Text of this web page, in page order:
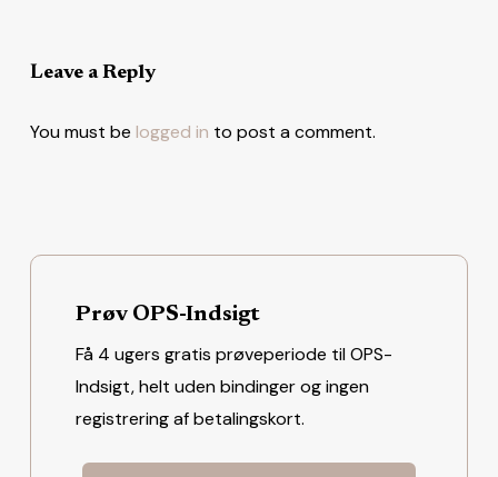
Leave a Reply
You must be logged in to post a comment.
Prøv OPS-Indsigt
Få 4 ugers gratis prøveperiode til OPS-
Indsigt, helt uden bindinger og ingen
registrering af betalingskort.